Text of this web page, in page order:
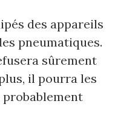
des appareils
pneumatiques.
sûrement
il pourra les